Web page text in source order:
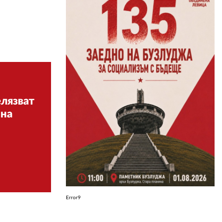
Error9
АВТОРИ
РЕДАКЦИЯ
РЕКЛАМА
АБОНАМЕНТ
УСЛОВИЯ ЗА ПОЛЗВАНЕ
ПОЛИТИКА ЗА БИСКВИТКИТЕ
ПОЛИТИКАТА ЗА